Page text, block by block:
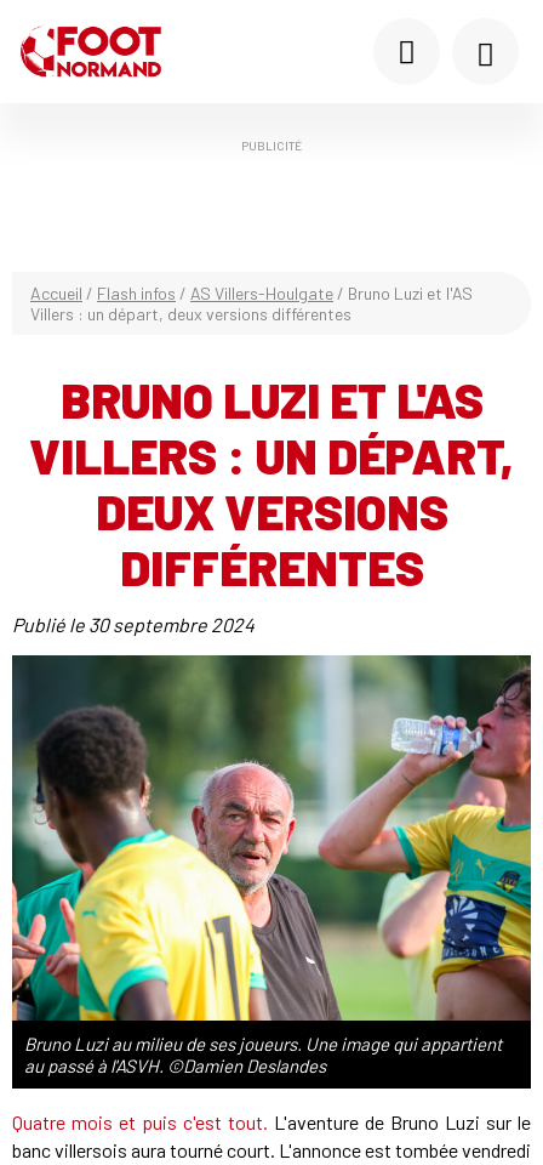
PUBLICITÉ
Accueil / Flash infos / AS Villers-Houlgate / Bruno Luzi et l'AS
Villers : un départ, deux versions différentes
BRUNO LUZI ET L'AS
VILLERS : UN DÉPART,
DEUX VERSIONS
DIFFÉRENTES
Publié le 30 septembre 2024
Bruno Luzi au milieu de ses joueurs. Une image qui appartient
au passé à l'ASVH. ©Damien Deslandes
Quatre mois et puis c'est tout. L'aventure de Bruno Luzi sur le
banc villersois aura tourné court. L'annonce est tombée vendredi